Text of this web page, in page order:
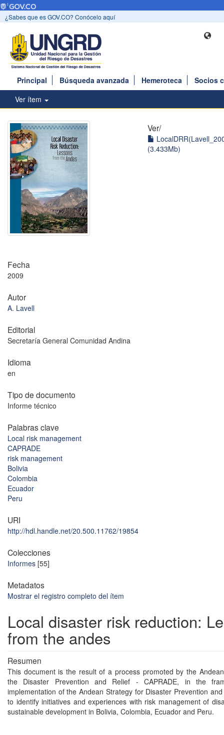
¿Sabes que es GOV.CO? Conócelo aquí
Principal Búsqueda avanzada Hemeroteca
Socios
Ver ítem
Ver/
(3.433Mb)
Fecha
2009
Autor
A. Lavell
Editorial
Secretaría General Comunidad Andina
Idioma
en
Tipo de documento
Informe técnico
Palabras clave
Local risk management
CAPRADE
risk management
Bolivia
Colombia
Ecuador
Peru
URI
http://hdl.handle.net/20.500.11762/19854
Colecciones
Informes [55]
Metadatos
Mostrar el registro completo del ítem
Local disaster risk reduction:
from the andes
Resumen
This document is the result of a process promoted by the
the Disaster Prevention and Relief - CAPRADE, in the
implementation of the Andean Strategy for Disaster Prevention
to identify initiatives and experiences with risk management of
sustainable development in Bolivia, Colombia, Ecuador and Peru.